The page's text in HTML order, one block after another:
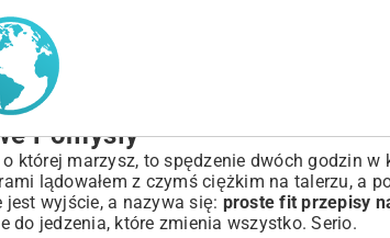
Pomysły
której marzysz, to spędzenie dwóch godzin w
lądowałem z czymś ciężkim na talerzu, a
jest wyjście, a nazywa się: proste fit przepisy
do jedzenia, które zmienia wszystko. Serio.